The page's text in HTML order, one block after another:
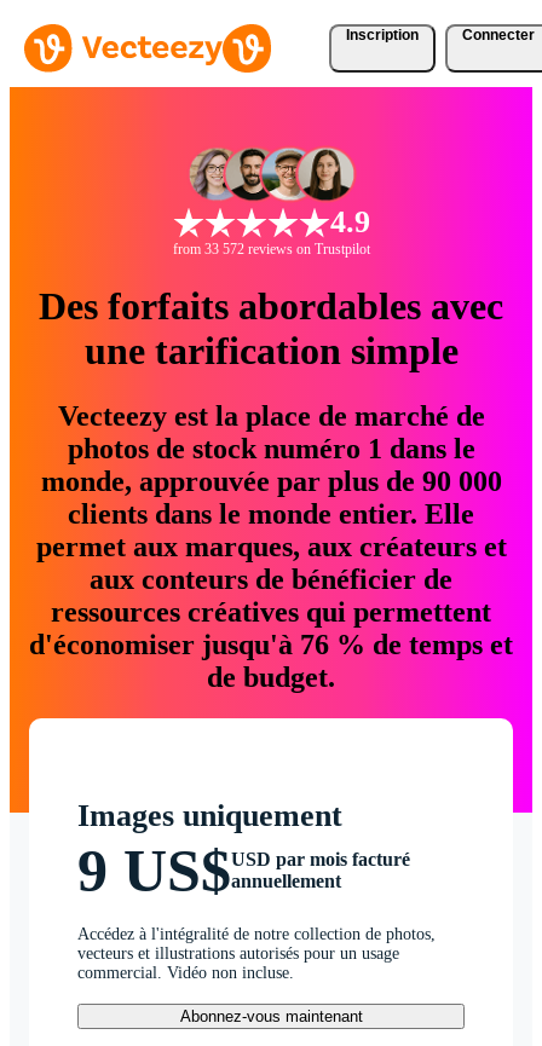
Inscription Connecter
4.9
from 33 572 reviews on Trustpilot
Des forfaits abordables avec
une tarification simple
Vecteezy est la place de marché de
photos de stock numéro 1 dans le
monde, approuvée par plus de 90 000
clients dans le monde entier. Elle
permet aux marques, aux créateurs et
aux conteurs de bénéficier de
ressources créatives qui permettent
d'économiser jusqu'à 76 % de temps et
de budget.
Images uniquement
9 US$USD par mois facturé
annuellement
Accédez à l'intégralité de notre collection de photos,
vecteurs et illustrations autorisés pour un usage
commercial. Vidéo non incluse.
Abonnez-vous maintenant